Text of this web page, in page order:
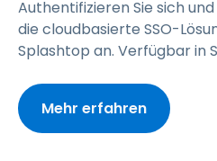
Authentifizieren Sie sich
die cloudbasierte SSO-
Splashtop an. Verfügbar in
Mehr erfahren